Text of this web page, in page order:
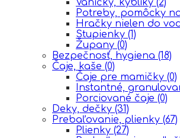
Potreby, pomôcky
Hračky nielen do
Stupienky (1)
Župany (0)
Bezpečnosť, hygiena (18)
Čaje, kaše (0)
Čaje pre mamičky (0)
Instantné,
Porciované čaje (0)
Deky, dečky (31)
Prebaľovanie, plienky (67)
Plienky (27)